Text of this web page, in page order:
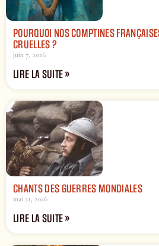
POURQUOI NOS COMPTINES
CRUELLES ?
juin 7, 2026
LIRE LA SUITE »
CHANTS DES GUERRES MONDIALES
mai 21, 2026
LIRE LA SUITE »